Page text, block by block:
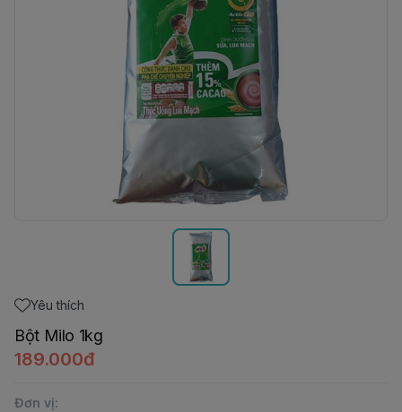
Yêu thích
Bột Milo 1kg
189.000đ
Đơn vị: